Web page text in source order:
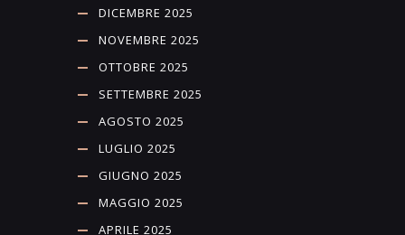
DICEMBRE 2025
NOVEMBRE 2025
OTTOBRE 2025
SETTEMBRE 2025
AGOSTO 2025
LUGLIO 2025
GIUGNO 2025
MAGGIO 2025
APRILE 2025